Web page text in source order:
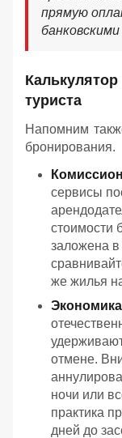
прямую
туриста
Напомним
бронирования.
сервисы
стоимости
заложена
же жилья
отмене.
ночи или
практика
дней до